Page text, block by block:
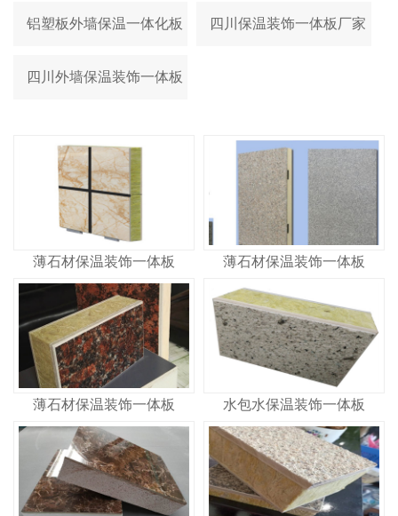
铝塑板外墙保温一体化板 四川保温装饰一体板厂家
四川外墙保温装饰一体板
薄石材保温装饰一体板 薄石材保温装饰一体板
薄石材保温装饰一体板 水包水保温装饰一体板